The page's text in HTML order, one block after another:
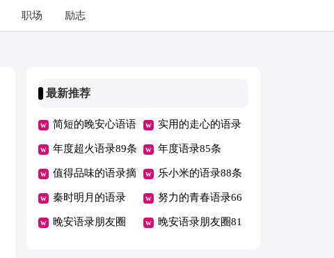
职场 励志
最新推荐
简短的晚安心语语
录
实用的走心的语录
46条
年度超火语录89条 年度语录85条
值得品味的语录摘
录36条
乐小米的语录88条
秦时明月的语录 努力的青春语录66
条
晚安语录朋友圈 晚安语录朋友圈81